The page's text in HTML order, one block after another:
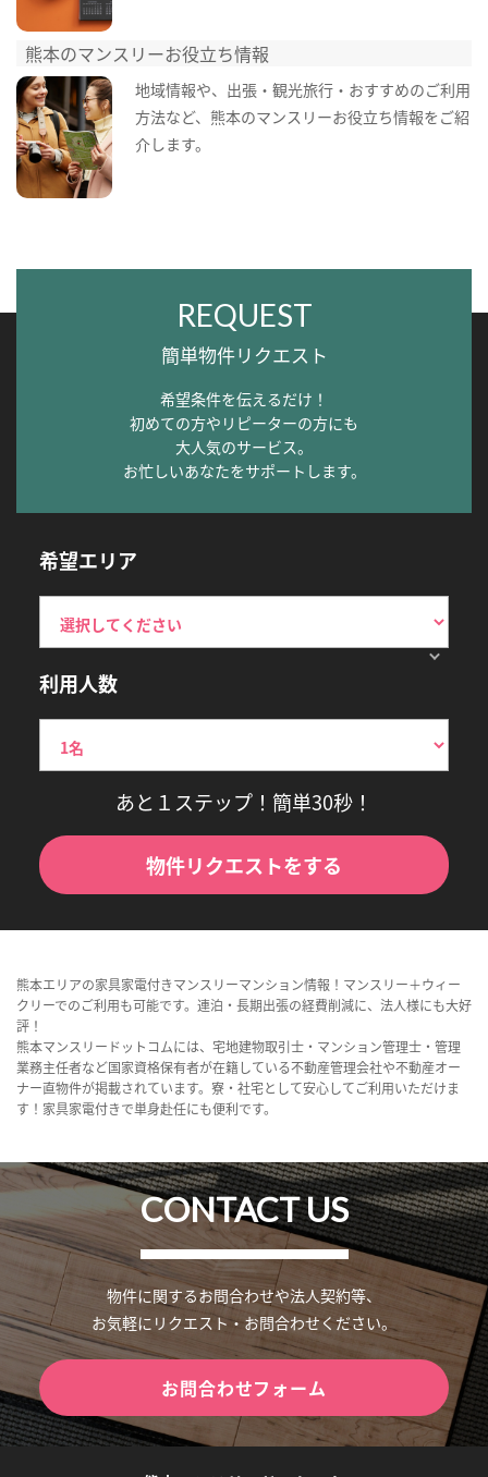
熊本のマンスリーお役立ち情報
地域情報や、出張・観光旅行・おすすめのご利用
方法など、熊本のマンスリーお役立ち情報をご紹
介します。
REQUEST
簡単物件リクエスト
希望条件を伝えるだけ！
初めての方やリピーターの方にも
大人気のサービス。
お忙しいあなたをサポートします。
希望エリア
利用人数
あと１ステップ！簡単30秒！
物件リクエストをする
熊本エリアの家具家電付きマンスリーマンション情報！マンスリー＋ウィー
クリーでのご利用も可能です。連泊・長期出張の経費削減に、法人様にも大好
評！
熊本マンスリードットコムには、宅地建物取引士・マンション管理士・管理
業務主任者など国家資格保有者が在籍している不動産管理会社や不動産オー
ナー直物件が掲載されています。寮・社宅として安心してご利用いただけま
す！家具家電付きで単身赴任にも便利です。
CONTACT US
物件に関するお問合わせや法人契約等、
お気軽にリクエスト・お問合わせください。
お問合わせフォーム